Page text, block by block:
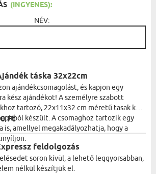
(INGYENES):
NÉV:
táska 32x22cm
ajándékcsomagolást, és kapjon egy
kész ajándékot! A személyre szabott
tartozó, 22x11x32 cm méretű tasak kék
készült. A csomaghoz tartozik egy
is, amellyel megakadályozhatja, hogy a
Ft
feldolgozás
soron kívül, a lehető leggyorsabban,
nélkül készítjük el.